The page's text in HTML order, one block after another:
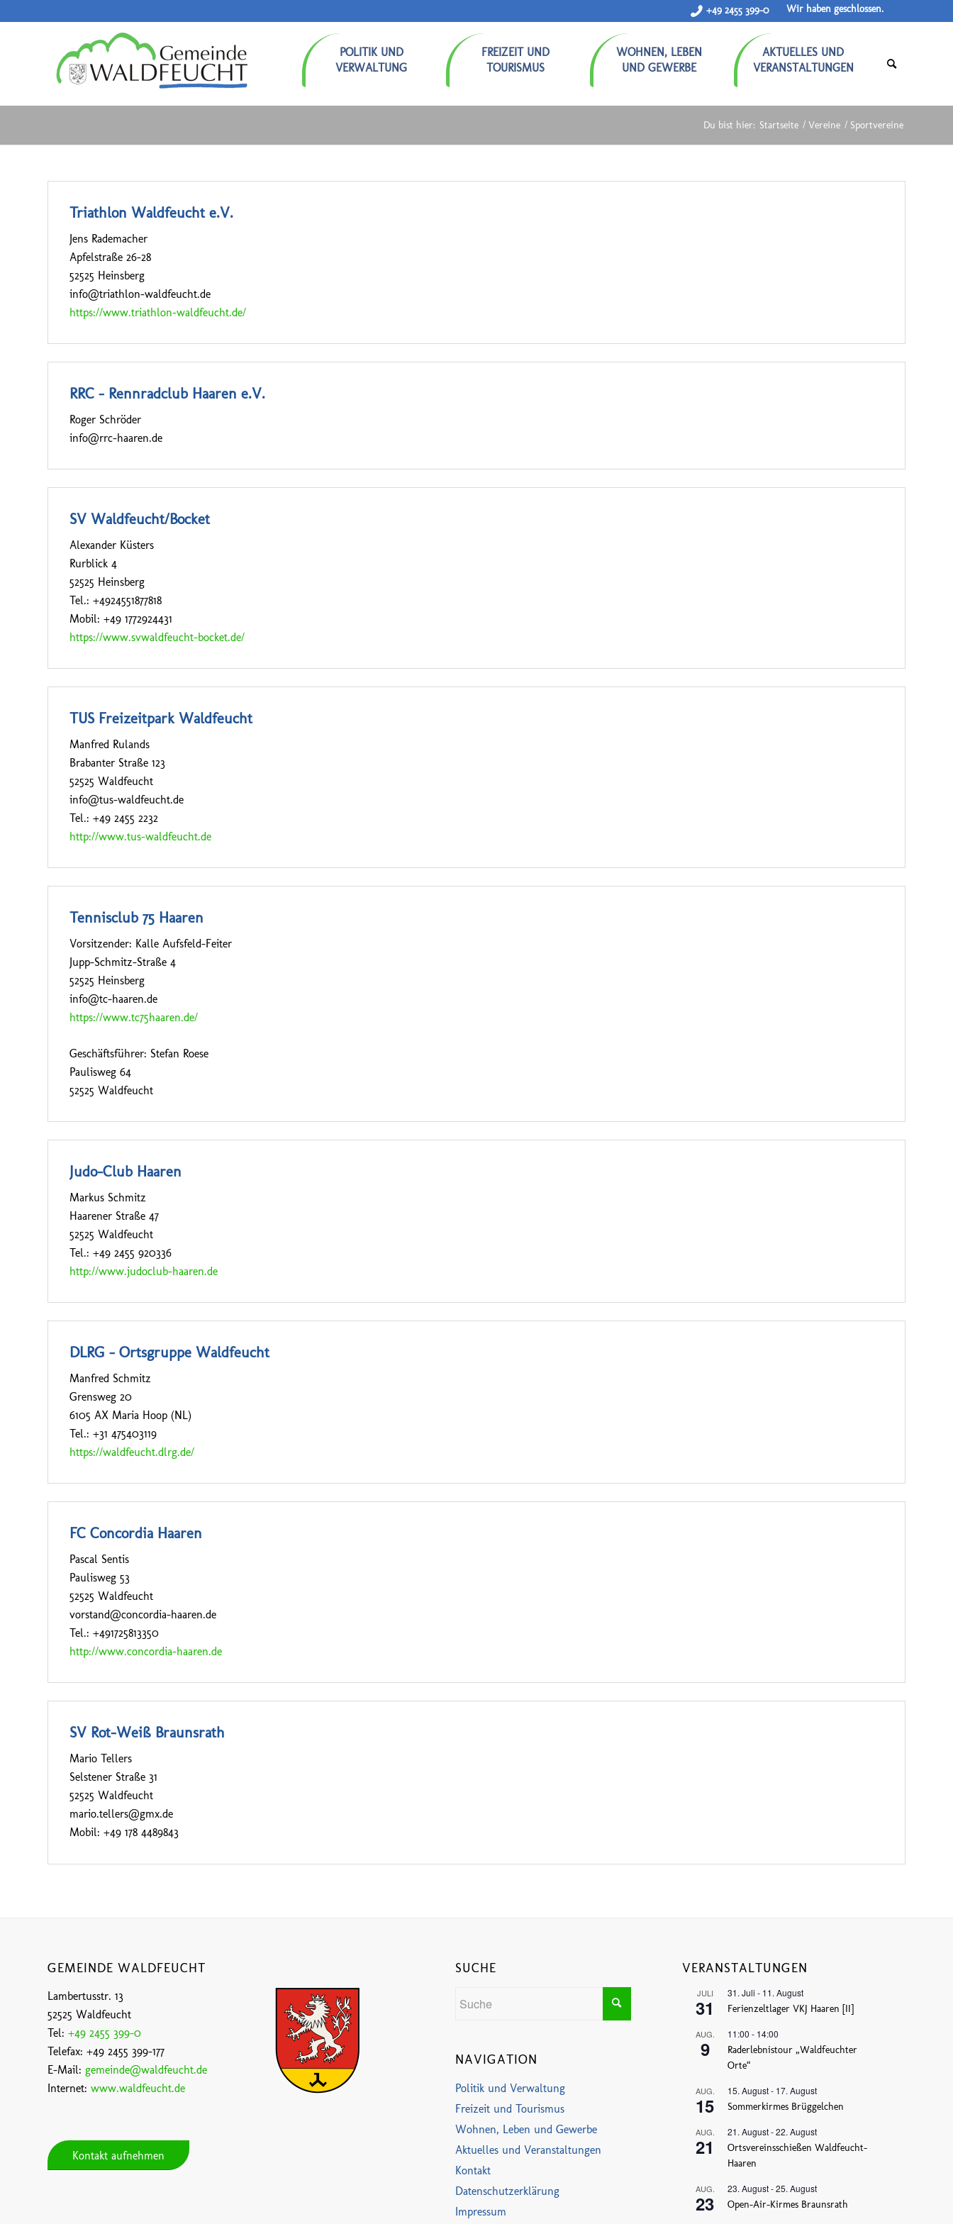
+49 2455 399-0 Wir haben geschlossen.
POLITIK UND
VERWALTUNG
FREIZEIT UND
TOURISMUS
WOHNEN, LEBEN
UND GEWERBE
AKTUELLES UND
VERANSTALTUNGEN
Du bist hier: Startseite / Vereine / Sportvereine
Triathlon Waldfeucht e.V.
Jens Rademacher
Apfelstraße 26-28
52525 Heinsberg
info@triathlon-waldfeucht.de
https://www.triathlon-waldfeucht.de/
RRC – Rennradclub Haaren e.V.
Roger Schröder
info@rrc-haaren.de
SV Waldfeucht/Bocket
Alexander Küsters
Rurblick 4
52525 Heinsberg
Tel.: +4924551877818
Mobil: +49 1772924431
https://www.svwaldfeucht-bocket.de/
TUS Freizeitpark Waldfeucht
Manfred Rulands
Brabanter Straße 123
52525 Waldfeucht
info@tus-waldfeucht.de
Tel.: +49 2455 2232
http://www.tus-waldfeucht.de
Tennisclub 75 Haaren
Vorsitzender: Kalle Aufsfeld-Feiter
Jupp-Schmitz-Straße 4
52525 Heinsberg
info@tc-haaren.de
https://www.tc75haaren.de/
Geschäftsführer: Stefan Roese
Paulisweg 64
52525 Waldfeucht
Judo-Club Haaren
Markus Schmitz
Haarener Straße 47
52525 Waldfeucht
Tel.: +49 2455 920336
http://www.judoclub-haaren.de
DLRG – Ortsgruppe Waldfeucht
Manfred Schmitz
Grensweg 20
6105 AX Maria Hoop (NL)
Tel.: +31 475403119
https://waldfeucht.dlrg.de/
FC Concordia Haaren
Pascal Sentis
Paulisweg 53
52525 Waldfeucht
vorstand@concordia-haaren.de
Tel.: +491725813350
http://www.concordia-haaren.de
SV Rot-Weiß Braunsrath
Mario Tellers
Selstener Straße 31
52525 Waldfeucht
mario.tellers@gmx.de
Mobil: +49 178 4489843
GEMEINDE WALDFEUCHT
Lambertusstr. 13
52525 Waldfeucht
Tel: +49 2455 399-0
Telefax: +49 2455 399-177
E-Mail: gemeinde@waldfeucht.de
Internet: www.waldfeucht.de
Kontakt aufnehmen
SUCHE
NAVIGATION
Politik und Verwaltung
Freizeit und Tourismus
Wohnen, Leben und Gewerbe
Aktuelles und Veranstaltungen
Kontakt
Datenschutzerklärung
Impressum
VERANSTALTUNGEN
JULI
31
31. Juli - 11. August
Ferienzeltlager VKJ Haaren [II]
AUG.
9
11:00 - 14:00
Raderlebnistour „Waldfeuchter
Orte“
AUG.
15
15. August- 17. August
Sommerkirmes Brüggelchen
AUG.
21
21. August-22. August
Ortsvereinsschießen Waldfeucht-
Haaren
AUG.
23
23. August-25. August
Open-Air-Kirmes Braunsrath